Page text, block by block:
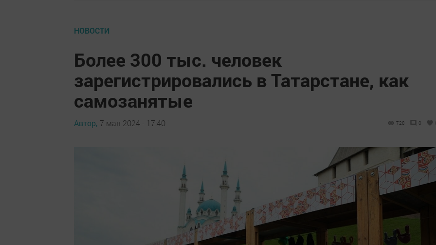
НОВОСТИ
Более 300 тыс. человек
зарегистрировались в Татарстане, как
самозанятые
Автор, 7 мая 2024 - 17:40 728 0